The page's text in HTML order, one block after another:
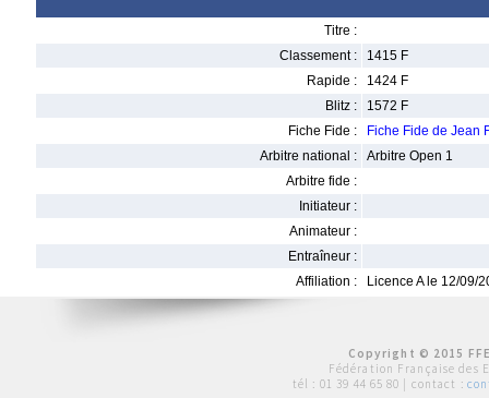
Titre :
Classement :
1415 F
Rapide :
1424 F
Blitz :
1572 F
Fiche Fide :
Fiche Fide de Jean
Arbitre national :
Arbitre Open 1
Arbitre fide :
Initiateur :
Animateur :
Entraîneur :
Affiliation :
Licence A le 12/09/
Copyright © 2015
Fédération Française des
tél : 01 39 44 65 80 | contact :